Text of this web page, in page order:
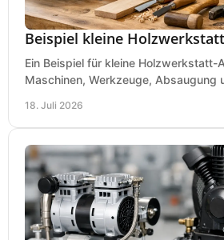
Beispiel kleine
Ein Beispiel für kleine Holzwerkstatt-
Maschinen, Werkzeuge, Absaugung
18. Juli 2026